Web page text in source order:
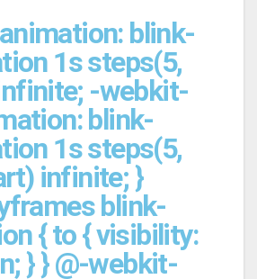
blink-
1s steps(5,
-webkit-
blink-
1s steps(5,
infinite; }
blink-
{ to { visibility:
} } @-webkit-